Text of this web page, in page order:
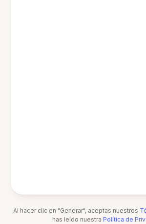
Al hacer clic en "Generar", aceptas nuestros
has leído nuestra Política de